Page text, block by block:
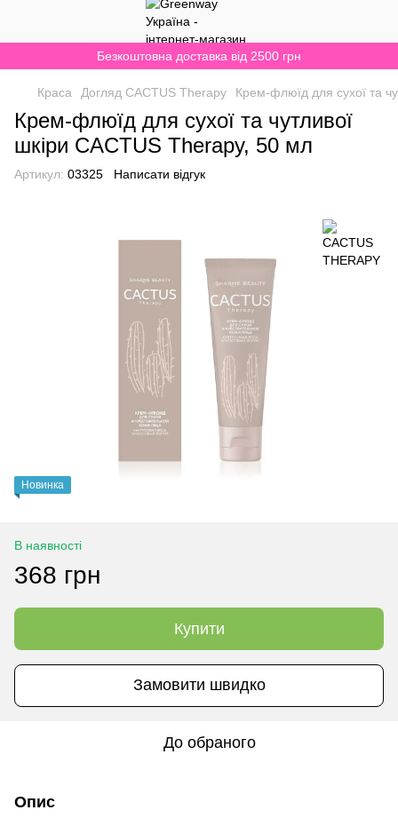
Безкоштовна доставка від 2500 грн
Краса Догляд CACTUS Therapy Крем-флюїд для сухої та
Крем-флюїд для сухої та чутливої
шкіри CACTUS Therapy, 50 мл
Артикул: 03325 Написати відгук
Новинка
В наявності
368 грн
Купити
Замовити швидко
До обраного
Опис